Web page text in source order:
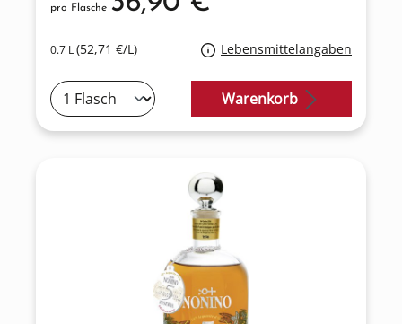
0.7 L(52,71 €/L) Lebensmittelangaben
pro Flasche
Warenkorb